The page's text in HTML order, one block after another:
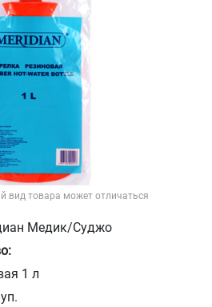
вид товара может отличаться
Медик/Суджо
1 л